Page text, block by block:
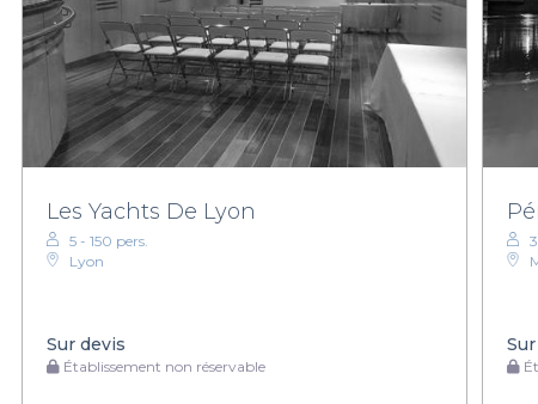
Nous vous invitons donc à explorer notre sélection
aventure inoubliable sur l'eau .
Les Yachts De Lyon
5 - 150 pers.
Lyon
Sur devis
Établissement non réservable